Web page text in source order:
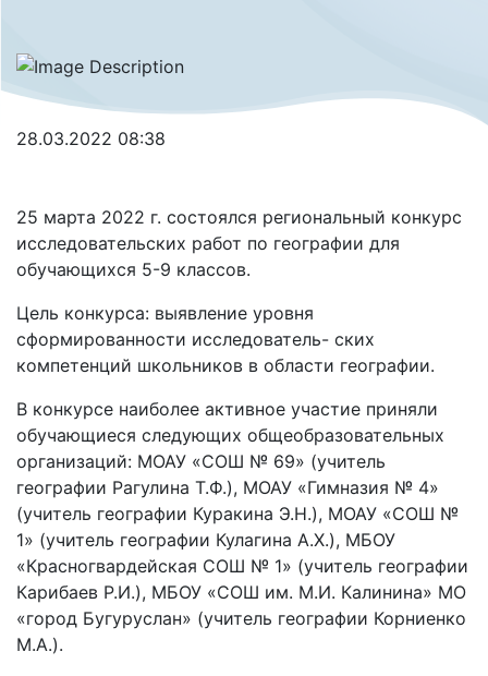
28.03.2022 08:38
25 марта 2022 г. состоялся региональный конкурс
исследовательских работ по географии для
обучающихся 5-9 классов.
Цель конкурса: выявление уровня
сформированности исследователь- ских
компетенций школьников в области географии.
В конкурсе наиболее активное участие приняли
обучающиеся следующих общеобразовательных
организаций: МОАУ «СОШ № 69» (учитель
географии Рагулина Т.Ф.), МОАУ «Гимназия № 4»
(учитель географии Куракина Э.Н.), МОАУ «СОШ №
1» (учитель географии Кулагина А.Х.), МБОУ
«Красногвардейская СОШ № 1» (учитель географии
Карибаев Р.И.), МБОУ «СОШ им. М.И. Калинина» МО
«город Бугуруслан» (учитель географии Корниенко
М.А.).